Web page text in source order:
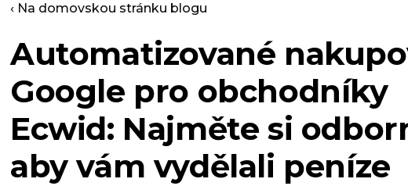
‹ Na domovskou stránku blogu
Automatizované
Google pro obchodníky
Ecwid: Najměte si
aby vám vydělali peníze